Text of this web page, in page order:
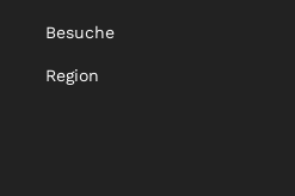
Besuche
Region